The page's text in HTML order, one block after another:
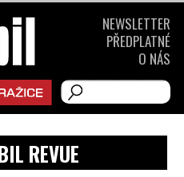
REVUE
NEWSLETTER
PŘEDPLATNÉ
O NÁS